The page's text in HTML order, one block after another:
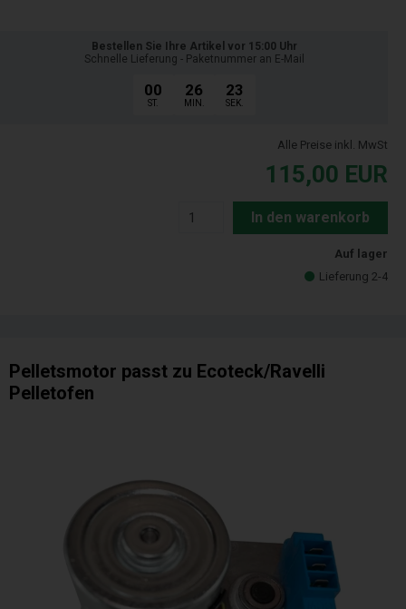
Bestellen Sie Ihre Artikel vor 15:00 Uhr
Schnelle Lieferung - Paketnummer an E-Mail
00
ST.
26
MIN.
22
SEK.
Alle Preise inkl. MwSt
115,00 EUR
In den warenkorb
Auf lager
Lieferung 2-4
Pelletsmotor passt zu Ecoteck/Ravelli
Pelletofen